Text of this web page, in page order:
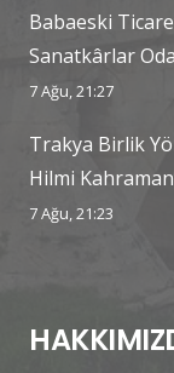
Babaeski
Sanatkârlar
7 Ağu, 21:27
Trakya Birlik
Hilmi
7 Ağu, 21:23